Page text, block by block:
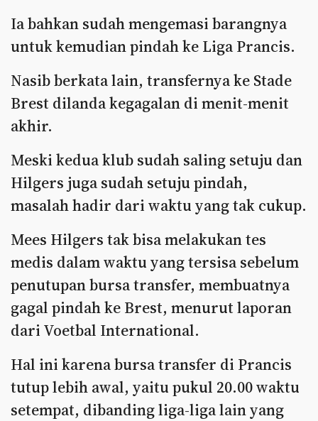
Ia bahkan sudah mengemasi barangnya
untuk kemudian pindah ke Liga Prancis.
Nasib berkata lain, transfernya ke Stade
Brest dilanda kegagalan di menit-menit
akhir.
Meski kedua klub sudah saling setuju dan
Hilgers juga sudah setuju pindah,
masalah hadir dari waktu yang tak cukup.
Mees Hilgers tak bisa melakukan tes
medis dalam waktu yang tersisa sebelum
penutupan bursa transfer, membuatnya
gagal pindah ke Brest, menurut laporan
dari Voetbal International.
Hal ini karena bursa transfer di Prancis
tutup lebih awal, yaitu pukul 20.00 waktu
setempat, dibanding liga-liga lain yang